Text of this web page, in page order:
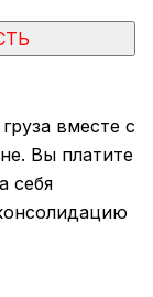
вместе с
Вы платите
себя